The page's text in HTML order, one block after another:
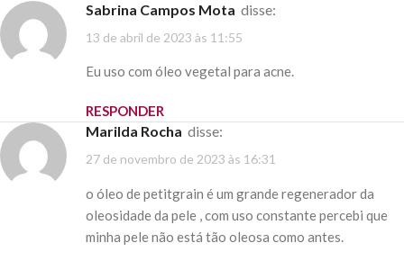
Sabrina Campos Mota disse:
13 de abril de 2023 às 11:55
Eu uso com óleo vegetal para acne.
RESPONDER
Marilda Rocha disse:
27 de novembro de 2023 às 16:31
o óleo de petitgrain é um grande regenerador da
oleosidade da pele , com uso constante percebi que
minha pele não está tão oleosa como antes.